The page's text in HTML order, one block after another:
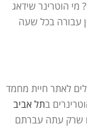
מי הוטרינר שידאג
עבורה בכל שעה
לאתר חיית מחמד
בתל אביב
שרק עתה עברתם